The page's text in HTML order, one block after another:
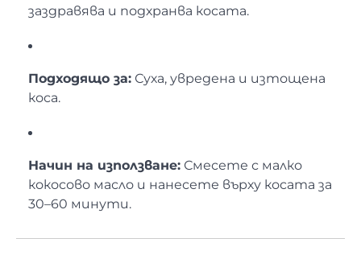
заздравява и подхранва косата.
Подходящо за: Суха, увредена и изтощена
коса.
Начин на използване: Смесете с малко
кокосово масло и нанесете върху косата за
30–60 минути.